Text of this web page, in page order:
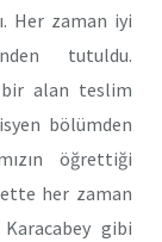
Her zaman iyi
tutuldu.
bir alan teslim
bölümden
öğrettiği
her zaman
gibi